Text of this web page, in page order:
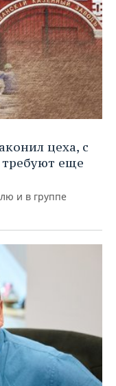
цеха, с
еще
и в группе